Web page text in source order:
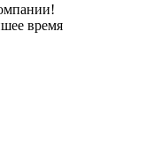
время